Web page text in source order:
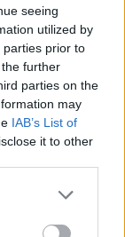
seeing
utilized by
parties prior to
further
parties on the
may
IAB’s List of
it to other
more Google
may click to
a jugar
en
el
aparecerán